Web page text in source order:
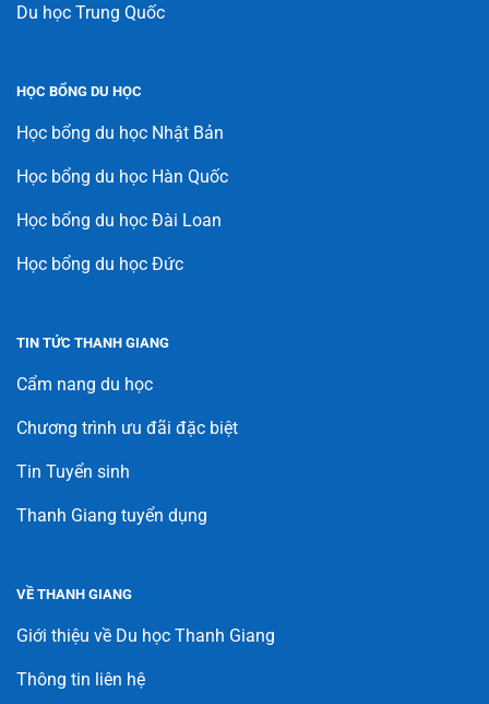
Du học Trung Quốc
HỌC BỔNG DU HỌC
Học bổng du học Nhật Bản
Học bổng du học Hàn Quốc
Học bổng du học Đài Loan
Học bổng du học Đức
TIN TỨC THANH GIANG
Cẩm nang du học
Chương trình ưu đãi đặc biệt
Tin Tuyển sinh
Thanh Giang tuyển dụng
VỀ THANH GIANG
Giới thiệu về Du học Thanh Giang
Thông tin liên hệ